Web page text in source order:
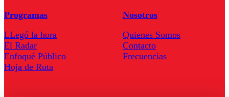
Programas
LLegó la hora
El Radar
Enfoqué Público
Hoja de Ruta
Nosotros
Quienes Somos
Contacto
Frecuencias